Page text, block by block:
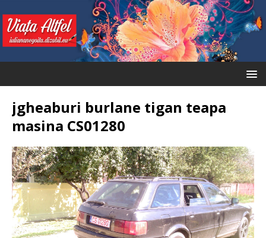
jgheaburi burlane tigan teapa
masina CS01280